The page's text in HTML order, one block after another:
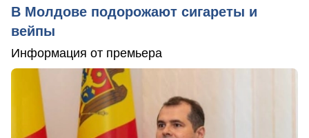
В Молдове подорожают сигареты и
вейпы
Информация от премьера